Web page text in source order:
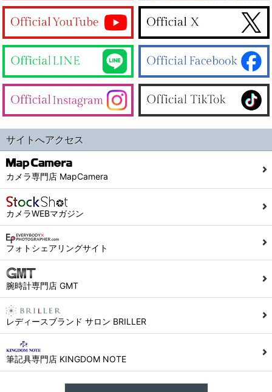
サイトへアクセス
カメラ専門店 MapCamera
カメラWEBマガジン
フォトシェアリングサイト
腕時計専門店 GMT
レディースブランド サロン BRILLER
筆記具専門店 KINGDOM NOTE